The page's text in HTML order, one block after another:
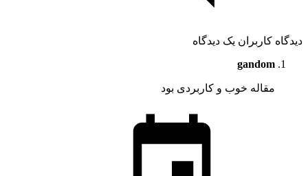
دیدگاه کاربران یک دیدگاه
gandom
مقاله خوب و کاربردی بود